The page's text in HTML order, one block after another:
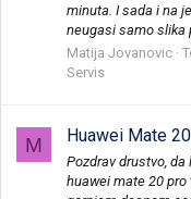
minuta. I sada i na
neugasi samo slika
Matija Jovanovic
Servis
M Huawei Mate
Pozdrav drustvo,
huawei mate 20